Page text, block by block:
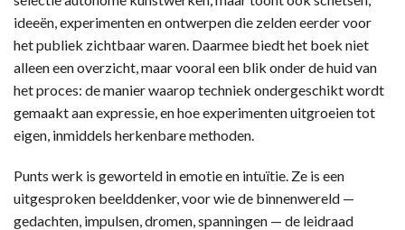
ideeën, experimenten en ontwerpen die zelden eerder voor
het publiek zichtbaar waren. Daarmee biedt het boek niet
alleen een overzicht, maar vooral een blik onder de huid van
het proces: de manier waarop techniek ondergeschikt wordt
gemaakt aan expressie, en hoe experimenten uitgroeien tot
eigen, inmiddels herkenbare methoden.
Punts werk is geworteld in emotie en intuïtie. Ze is een
uitgesproken beelddenker, voor wie de binnenwereld —
gedachten, impulsen, dromen, spanningen — de leidraad